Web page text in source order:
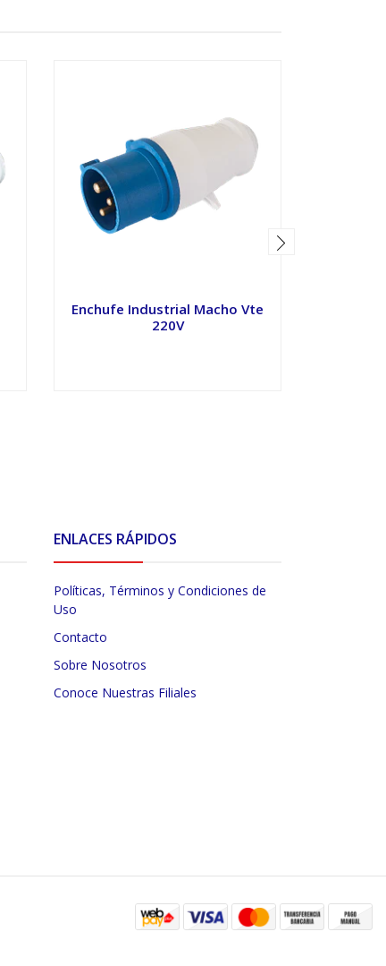
Enchufe Industrial Macho Vte
220V
ENLACES RÁPIDOS
Políticas, Términos y Condiciones de
Uso
Contacto
Sobre Nosotros
Conoce Nuestras Filiales